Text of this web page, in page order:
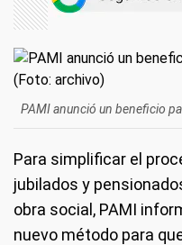
PAMI anunció un beneficio
Para simplificar el
jubilados y
obra social, PAMI
nuevo método para